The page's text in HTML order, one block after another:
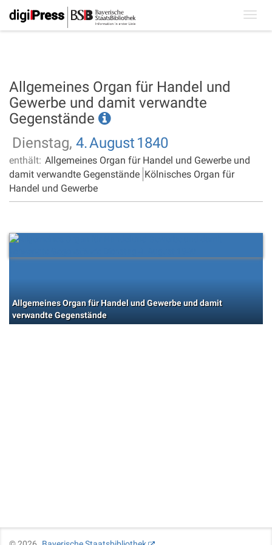
Allgemeines Organ für Handel und
Gewerbe und damit verwandte
Gegenstände
Dienstag, 4.August 1840
enthält: Allgemeines Organ für Handel und Gewerbe und
damit verwandte Gegenstände Kölnisches Organ für
Handel und Gewerbe
Allgemeines Organ für Handel und Gewerbe und damit
verwandte Gegenstände